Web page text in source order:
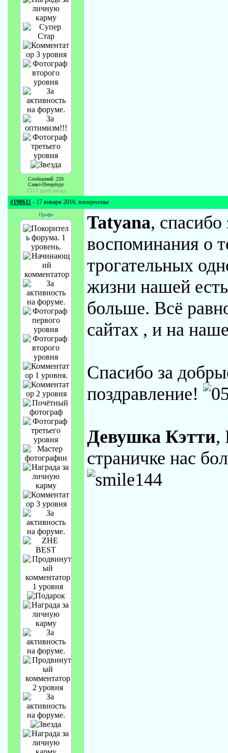
Сообщений: 220
Санкт-Петербург
3313 дней назад
#198611 - 17 января 2016, воскресенье
Профи Tatyana, спасибо
воспоминания о
трогательных
жизни нашей
больше. Всё
сайтах , и на
Спасибо за
поздравление!
Девушка Кэтти,
страничке нас